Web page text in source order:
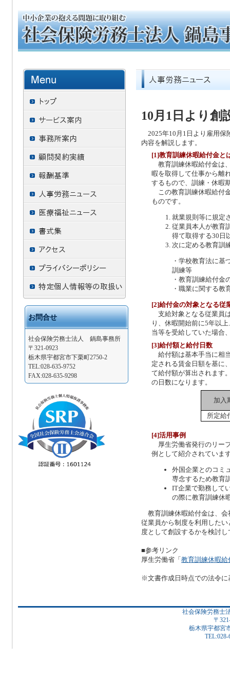
10月1日より創
2025年10月1日より雇用保
内容を解説します。
[1]教育訓練休暇給付金と
教育訓練休暇給付金は
暇を取得して仕事から離
するもので、訓練・休暇
この教育訓練休暇給付
ものです。
就業規則等に規定
従業員本人が教育
得て取得する30日
次に定める教育訓
・学校教育法に基
訓練等
・教育訓練給付金
・職業に関する教
[2]給付金の対象となる従
支給対象となる従業員
り、休暇開始前に5年以
当等を受給していた場合
[3]給付額と給付日数
給付額は基本手当に相
定される賃金日額を基に
て給付額が算出されます
の日数になります。
加入
所定給
[4]活用事例
厚生労働省発行のリー
例として紹介されていま
外国企業とのコミ
専念するため教育
IT企業で勤務して
の際に教育訓練休
教育訓練休暇給付金は、会
従業員から制度を利用した
度として創設するかを検討
■参考リンク
厚生労働省「 教育訓練休暇給
※文書作成日時点での法令
お問合せ
社会保険労務士法人 鍋島事務所
〒321-0923
栃木県宇都宮市下栗町2750-2
TEL:028-635-9752
FAX:028-635-9298
社会保険労務士
〒
栃木県宇都宮
TEL:028-